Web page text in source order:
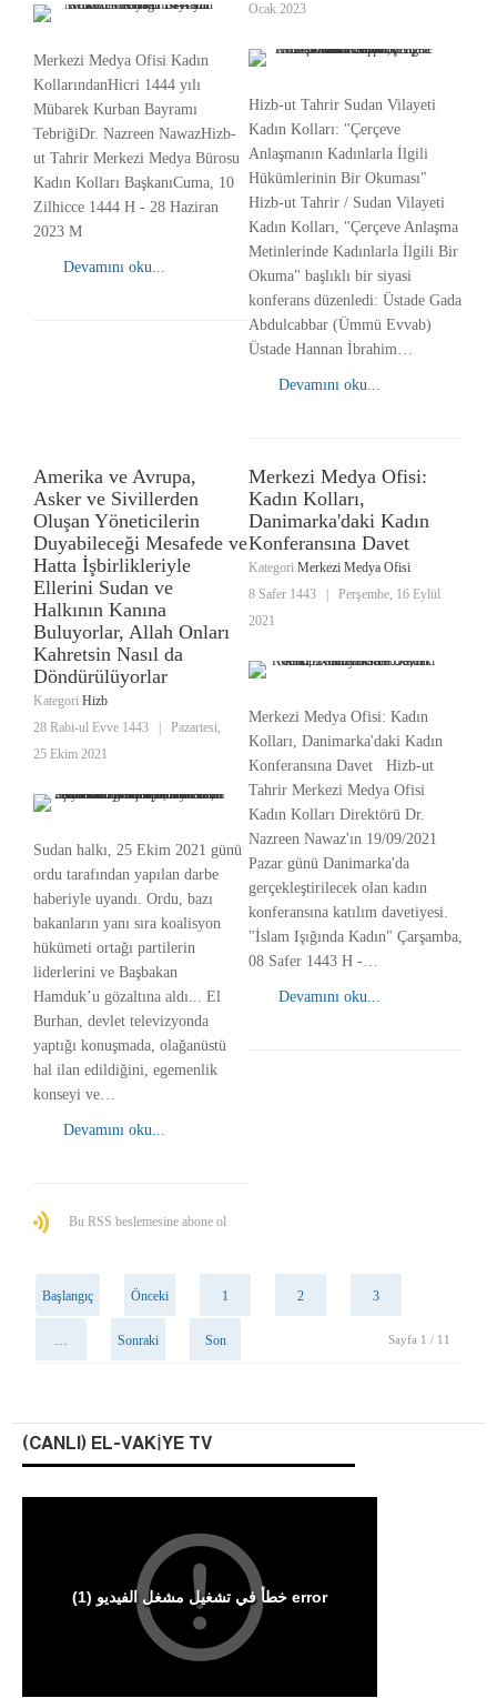
Merkezi Medya Ofisi Kadın
KollarındanHicri 1444 yılı
Mübarek Kurban Bayramı
TebriğiDr. Nazreen NawazHizb-
ut Tahrir Merkezi Medya Bürosu
Kadın Kolları BaşkanıCuma, 10
Zilhicce 1444 H - 28 Haziran
2023 M
Devamını oku...
Ocak 2023
Hizb-ut Tahrir Sudan Vilayeti
Kadın Kolları: "Çerçeve
Anlaşmanın Kadınlarla İlgili
Hükümlerinin Bir Okuması"
Hizb-ut Tahrir / Sudan Vilayeti
Kadın Kolları, "Çerçeve Anlaşma
Metinlerinde Kadınlarla İlgili Bir
Okuma" başlıklı bir siyasi
konferans düzenledi: Üstade Gada
Abdulcabbar (Ümmü Evvab)
Üstade Hannan İbrahim…
Devamını oku...
Amerika ve Avrupa,
Asker ve Sivillerden
Oluşan Yöneticilerin
Duyabileceği Mesafede ve
Hatta İşbirlikleriyle
Ellerini Sudan ve
Halkının Kanına
Buluyorlar, Allah Onları
Kahretsin Nasıl da
Döndürülüyorlar
Kategori Hizb
28 Rabi-ul Evve 1443
Pazartesi,
25 Ekim 2021
Sudan halkı, 25 Ekim 2021 günü
ordu tarafından yapılan darbe
haberiyle uyandı. Ordu, bazı
bakanların yanı sıra koalisyon
hükümeti ortağı partilerin
liderlerini ve Başbakan
Hamduk’u gözaltına aldı... El
Burhan, devlet televizyonda
yaptığı konuşmada, olağanüstü
hal ilan edildiğini, egemenlik
konseyi ve…
Devamını oku...
Merkezi Medya Ofisi:
Kadın Kolları,
Danimarka'daki Kadın
Konferansına Davet
Kategori Merkezi Medya Ofisi
8 Safer 1443
Perşembe, 16 Eylül
2021
Merkezi Medya Ofisi: Kadın
Kolları, Danimarka'daki Kadın
Konferansına Davet Hizb-ut
Tahrir Merkezi Medya Ofisi
Kadın Kolları Direktörü Dr.
Nazreen Nawaz'ın 19/09/2021
Pazar günü Danimarka'da
gerçekleştirilecek olan kadın
konferansına katılım davetiyesi.
"İslam Işığında Kadın" Çarşamba,
08 Safer 1443 H -…
Devamını oku...
Bu RSS beslemesine abone ol
Başlangıç Önceki 1 2 3
… Sonraki Son Sayfa 1 / 11
(CANLI) EL-VAKIYE TV